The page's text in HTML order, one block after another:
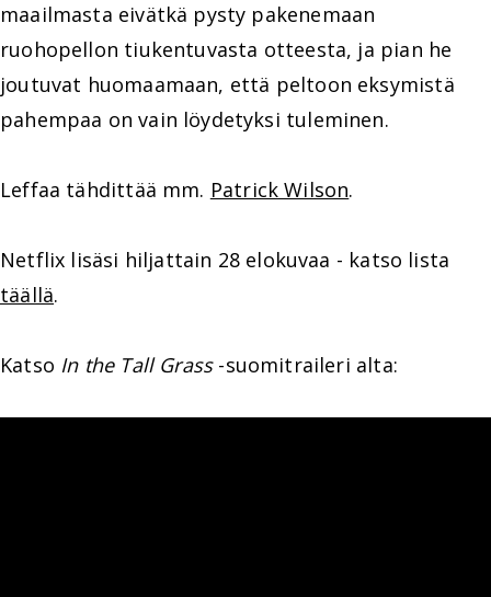
maailmasta eivätkä pysty pakenemaan
ruohopellon tiukentuvasta otteesta, ja pian he
joutuvat huomaamaan, että peltoon eksymistä
pahempaa on vain löydetyksi tuleminen.
Leffaa tähdittää mm. Patrick Wilson.
Netflix lisäsi hiljattain 28 elokuvaa - katso lista
täällä.
Katso In the Tall Grass-suomitraileri alta: